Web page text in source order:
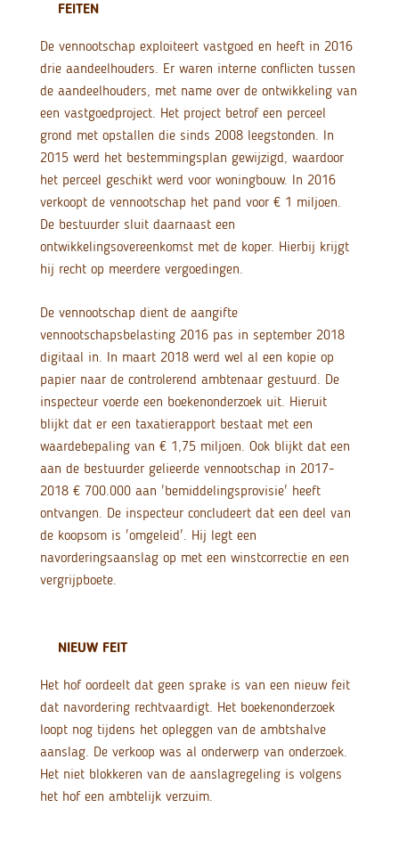
FEITEN
De vennootschap exploiteert vastgoed en heeft in 2016
drie aandeelhouders. Er waren interne conflicten tussen
de aandeelhouders, met name over de ontwikkeling van
een vastgoedproject. Het project betrof een perceel
grond met opstallen die sinds 2008 leegstonden. In
2015 werd het bestemmingsplan gewijzigd, waardoor
het perceel geschikt werd voor woningbouw. In 2016
verkoopt de vennootschap het pand voor € 1 miljoen.
De bestuurder sluit daarnaast een
ontwikkelingsovereenkomst met de koper. Hierbij krijgt
hij recht op meerdere vergoedingen.
De vennootschap dient de aangifte
vennootschapsbelasting 2016 pas in september 2018
digitaal in. In maart 2018 werd wel al een kopie op
papier naar de controlerend ambtenaar gestuurd. De
inspecteur voerde een boekenonderzoek uit. Hieruit
blijkt dat er een taxatierapport bestaat met een
waardebepaling van € 1,75 miljoen. Ook blijkt dat een
aan de bestuurder gelieerde vennootschap in 2017-
2018 € 700.000 aan 'bemiddelingsprovisie' heeft
ontvangen. De inspecteur concludeert dat een deel van
de koopsom is 'omgeleid'. Hij legt een
navorderingsaanslag op met een winstcorrectie en een
vergrijpboete.
NIEUW FEIT
Het hof oordeelt dat geen sprake is van een nieuw feit
dat navordering rechtvaardigt. Het boekenonderzoek
loopt nog tijdens het opleggen van de ambtshalve
aanslag. De verkoop was al onderwerp van onderzoek.
Het niet blokkeren van de aanslagregeling is volgens
het hof een ambtelijk verzuim.